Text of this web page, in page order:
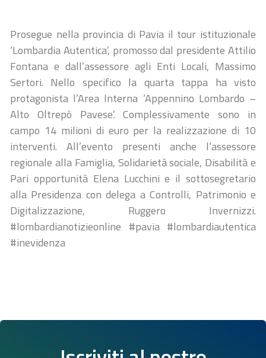
Prosegue nella provincia di Pavia il tour istituzionale
‘Lombardia Autentica’, promosso dal presidente Attilio
Fontana e dall’assessore agli Enti Locali, Massimo
Sertori. Nello specifico la quarta tappa ha visto
protagonista l’Area Interna ‘Appennino Lombardo –
Alto Oltrepò Pavese’. Complessivamente sono in
campo 14 milioni di euro per la realizzazione di 10
interventi. All’evento presenti anche l’assessore
regionale alla Famiglia, Solidarietà sociale, Disabilità e
Pari opportunità Elena Lucchini e il sottosegretario
alla Presidenza con delega a Controlli, Patrimonio e
Digitalizzazione, Ruggero Invernizzi.
#lombardianotizieonline #pavia #lombardiautentica
#inevidenza